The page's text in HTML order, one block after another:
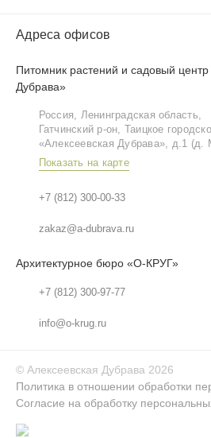
Адреса офисов
Питомник растений и садовый центр
Дубрава»
Россия, Ленинградская область,
Гатчинский р‑он, Таицкое
«Алексеевская Дубрава», д.1 (д.
Показать на карте
+7 (812) 300-00-33
zakaz@a-dubrava.ru
Архитектурное бюро «О-КРУГ»
+7 (812) 300-97-77
info@o-krug.ru
© Алексеевская Дубрава 2026
Политика в отношении обработки
Согласие на обработку